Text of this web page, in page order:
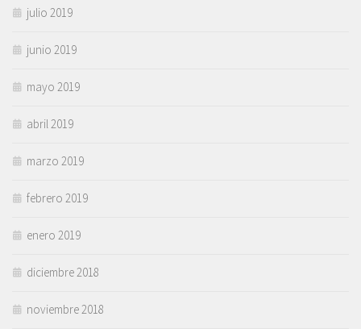
julio 2019
junio 2019
mayo 2019
abril 2019
marzo 2019
febrero 2019
enero 2019
diciembre 2018
noviembre 2018